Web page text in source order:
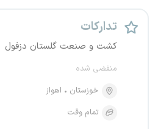
تدارکات
کشت و صنعت گلستان دزفول
منقضی شده
خوزستان
اهواز
تمام وقت